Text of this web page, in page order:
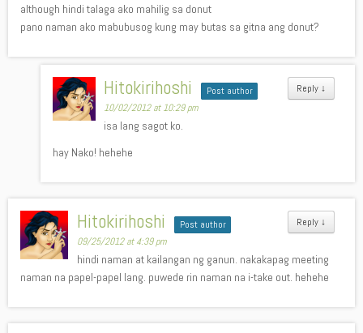
although hindi talaga ako mahilig sa donut
pano naman ako mabubusog kung may butas sa gitna ang donut?
Reply ↓
Hitokirihoshi Post author
10/02/2012 at 10:29 pm
isa lang sagot ko.
hay Nako! hehehe
Reply ↓
Hitokirihoshi Post author
09/25/2012 at 4:39 pm
hindi naman at kailangan ng ganun. nakakapag meeting
naman na papel-papel lang. puwede rin naman na i-take out. hehehe